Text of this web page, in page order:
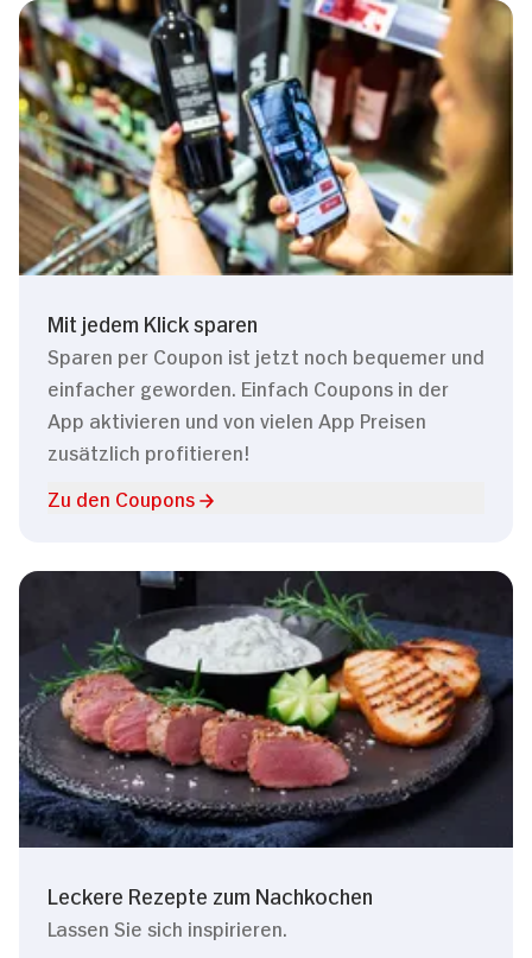
Mit jedem Klick sparen
Sparen per Coupon ist jetzt noch bequemer und
einfacher geworden. Einfach Coupons in der
App aktivieren und von vielen App Preisen
zusätzlich profitieren!
Zu den Coupons
Leckere Rezepte zum Nachkochen
Lassen Sie sich inspirieren.